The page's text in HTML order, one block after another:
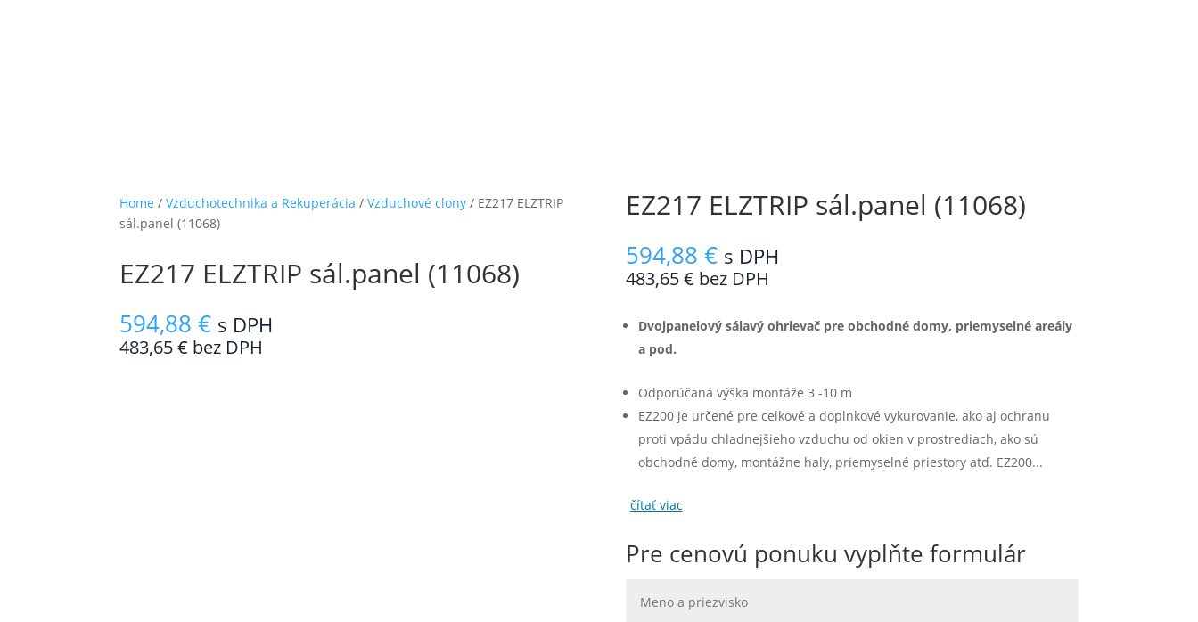
Home /Vzduchotechnika a Rekuperácia /Vzduchové clony / EZ217 ELZTRIP
sál.panel (11068)
EZ217 ELZTRIP sál.panel (11068)
594,88€ s DPH
483,65€ bez DPH
EZ217 ELZTRIP sál.panel (11068)
594,88 € s DPH
483,65€ bez DPH
Dvojpanelový sálavý ohrievač pre obchodné domy, priemyselné areály
a pod.
Odporúčaná výška montáže 3 -10 m
EZ200 je určené pre celkové a doplnkové vykurovanie, ako aj ochranu
proti vpádu chladnejšieho vzduchu od okien v prostrediach, ako sú
obchodné domy, montážne haly, priemyselné priestory atď. EZ200...
čítať viac
Pre cenovú ponuku vyplňte formulár